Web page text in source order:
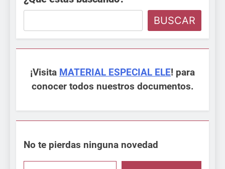
BUSCAR
¡Visita MATERIAL ESPECIAL ELE! para
conocer todos nuestros documentos.
No te pierdas ninguna novedad
Escribe aquí tu email